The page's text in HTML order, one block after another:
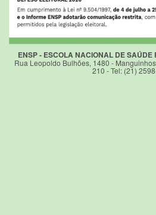
ENSP - ESCOLA NACIONAL DE
Rua Leopoldo Bulhões, 1480 -
210 - Tel: (21)